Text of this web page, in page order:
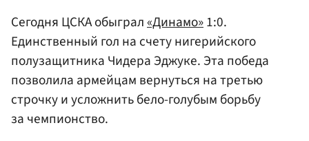
Сегодня ЦСКА обыграл«Динамо»1:0.
Единственный гол на счету нигерийского
полузащитника Чидера Эджуке. Эта победа
позволила армейцам вернуться на третью
строчку и усложнить бело-голубым борьбу
за чемпионство.